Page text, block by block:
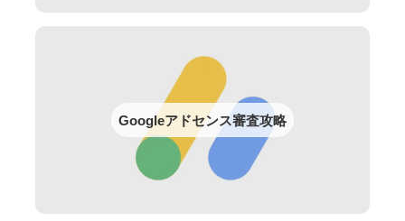
Googleアドセンス審査攻略